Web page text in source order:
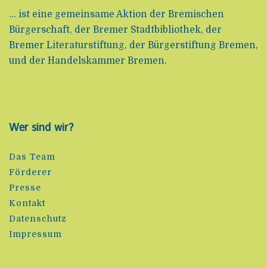
... ist eine gemeinsame Aktion der Bremischen
Bürgerschaft, der Bremer Stadtbibliothek, der
Bremer Literaturstiftung, der Bürgerstiftung Bremen,
und der Handelskammer Bremen.
Wer sind wir?
Das Team
Förderer
Presse
Kontakt
Datenschutz
Impressum